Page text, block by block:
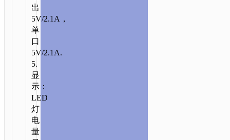
出
5V/2.1A，
单
口
5V/2.1A.
5.
显
示：
LED
灯
电
量